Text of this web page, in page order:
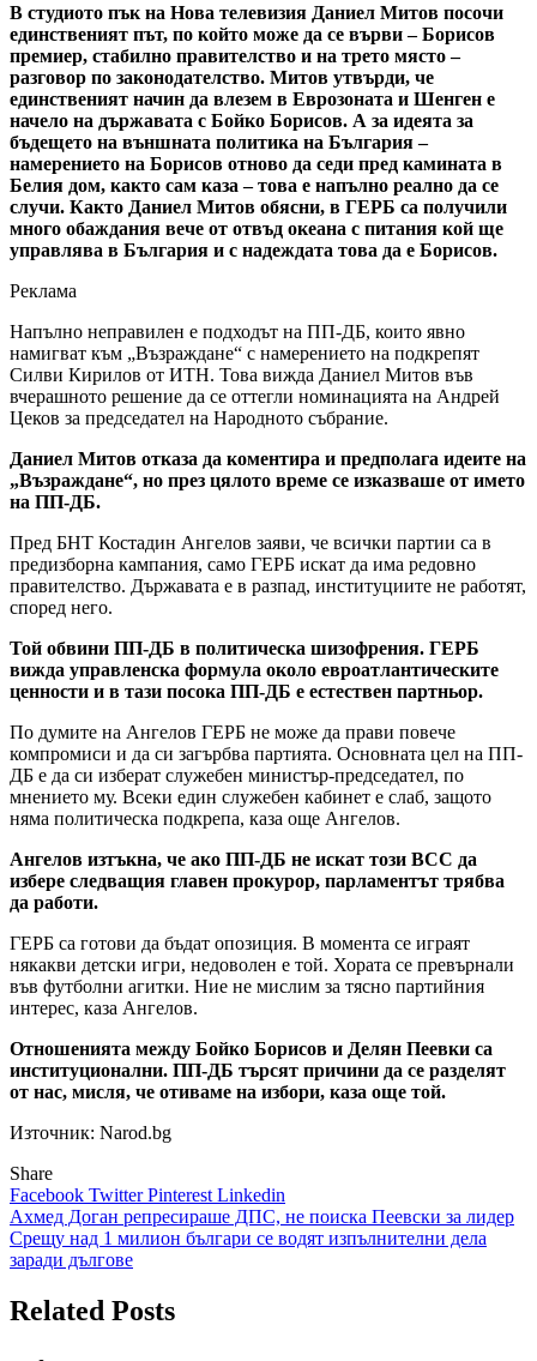
В студиото пък на Нова телевизия Даниел Митов посочи
единственият път, по който може да се върви – Борисов
премиер, стабилно правителство и на трето място –
разговор по законодателство. Митов утвърди, че
единственият начин да влезем в Еврозоната и Шенген е
начело на държавата с Бойко Борисов. А за идеята за
бъдещето на външната политика на България –
намерението на Борисов отново да седи пред камината в
Белия дом, както сам каза – това е напълно реално да се
случи. Както Даниел Митов обясни, в ГЕРБ са получили
много обаждания вече от отвъд океана с питания кой ще
управлява в България и с надеждата това да е Борисов.
Реклама
Напълно неправилен е подходът на ПП-ДБ, които явно
намигват към „Възраждане“ с намерението на подкрепят
Силви Кирилов от ИТН. Това вижда Даниел Митов във
вчерашното решение да се оттегли номинацията на Андрей
Цеков за председател на Народното събрание.
Даниел Митов отказа да коментира и предполага идеите на
„Възраждане“, но през цялото време се изказваше от името
на ПП-ДБ.
Пред БНТ Костадин Ангелов заяви, че всички партии са в
предизборна кампания, само ГЕРБ искат да има редовно
правителство. Държавата е в разпад, институциите не работят,
според него.
Той обвини ПП-ДБ в политическа шизофрения. ГЕРБ
вижда управленска формула около евроатлантическите
ценности и в тази посока ПП-ДБ е естествен партньор.
По думите на Ангелов ГЕРБ не може да прави повече
компромиси и да си загърбва партията. Основната цел на ПП-
ДБ е да си изберат служебен министър-председател, по
мнението му. Всеки един служебен кабинет е слаб, защото
няма политическа подкрепа, каза още Ангелов.
Ангелов изтъкна, че ако ПП-ДБ не искат този ВСС да
избере следващия главен прокурор, парламентът трябва
да работи.
ГЕРБ са готови да бъдат опозиция. В момента се играят
някакви детски игри, недоволен е той. Хората се превърнали
във футболни агитки. Ние не мислим за тясно партийния
интерес, каза Ангелов.
Отношенията между Бойко Борисов и Делян Пеевки са
институционални. ПП-ДБ търсят причини да се разделят
от нас, мисля, че отиваме на избори, каза още той.
Източник: Narod.bg
Share
Facebook TwitterPinterest Linkedin
Навигация
Ахмед Доган репресираше ДПС, не поиска Пеевски за лидер
Срещу над 1 милион българи се водят изпълнителни дела
заради дългове
Related Posts